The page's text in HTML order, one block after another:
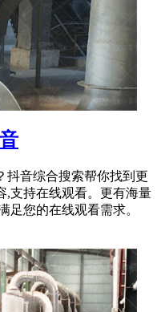
抖音综合搜索帮你找到更
,支持在线观看。更有海量
足您的在线观看需求。